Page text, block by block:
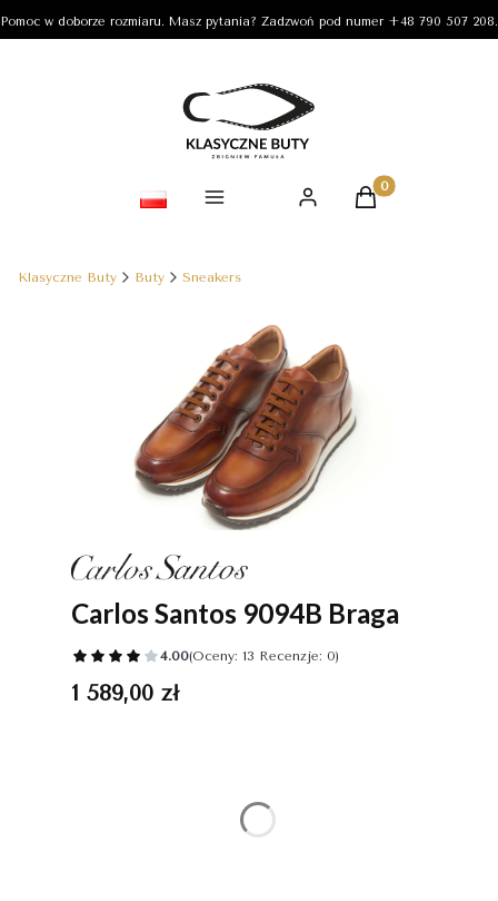
Pomoc w doborze rozmiaru. Masz pytania? Zadzwoń pod numer +48 790 507 208.
Produkty w
Klasyczne Buty Buty Sneakers
Carlos Santos 9094B Braga
4.00(Oceny: 13 Recenzje: 0)
Cena
1 589,00 zł